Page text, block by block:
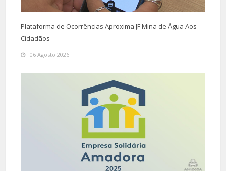
Plataforma de Ocorrências Aproxima JF Mina de Água Aos
Cidadãos
06 Agosto 2026